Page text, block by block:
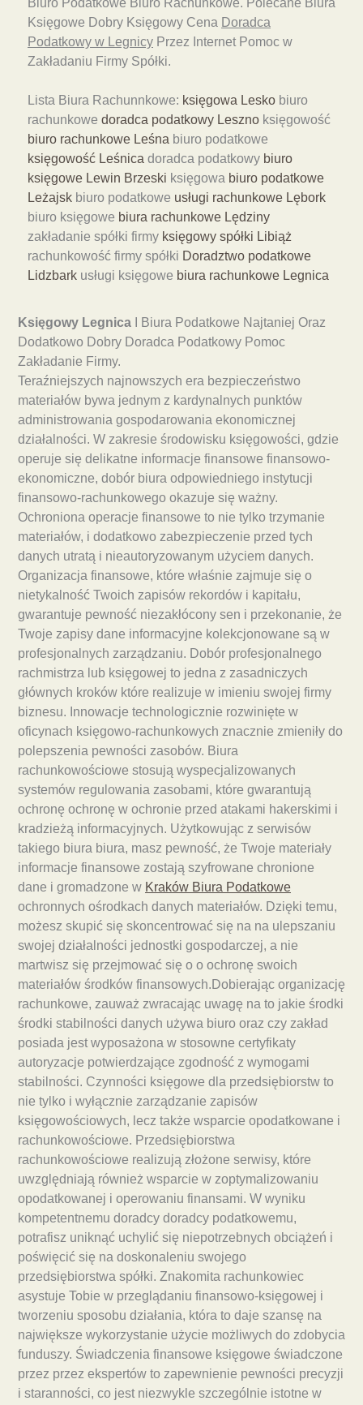
Księgowe Dobry Księgowy Cena Doradca
Podatkowy w Legnicy Przez Internet Pomoc w
Zakładaniu Firmy Spółki.
Lista Biura Rachunnkowe: księgowa Lesko biuro
rachunkowe doradca podatkowy Leszno księgowość
biuro rachunkowe Leśna biuro podatkowe
księgowość Leśnica doradca podatkowy biuro
księgowe Lewin Brzeski księgowa biuro podatkowe
Leżajsk biuro podatkowe usługi rachunkowe Lębork
biuro księgowe biura rachunkowe Lędziny
zakładanie spółki firmy księgowy spółki Libiąż
rachunkowość firmy spółki Doradztwo podatkowe
Lidzbark usługi księgowe biura rachunkowe Legnica
Księgowy Legnica I Biura Podatkowe Najtaniej Oraz
Dodatkowo Dobry Doradca Podatkowy Pomoc
Zakładanie Firmy.
Teraźniejszych najnowszych era bezpieczeństwo
materiałów bywa jednym z kardynalnych punktów
administrowania gospodarowania ekonomicznej
działalności. W zakresie środowisku księgowości, gdzie
operuje się delikatne informacje finansowe finansowo-
ekonomiczne, dobór biura odpowiedniego instytucji
finansowo-rachunkowego okazuje się ważny.
Ochroniona operacje finansowe to nie tylko trzymanie
materiałów, i dodatkowo zabezpieczenie przed tych
danych utratą i nieautoryzowanym użyciem danych.
Organizacja finansowe, które właśnie zajmuje się o
nietykalność Twoich zapisów rekordów i kapitału,
gwarantuje pewność niezakłócony sen i przekonanie, że
Twoje zapisy dane informacyjne kolekcjonowane są w
profesjonalnych zarządzaniu. Dobór profesjonalnego
rachmistrza lub księgowej to jedna z zasadniczych
głównych kroków które realizuje w imieniu swojej firmy
biznesu. Innowacje technologicznie rozwinięte w
oficynach księgowo-rachunkowych znacznie zmieniły do
polepszenia pewności zasobów. Biura
rachunkowościowe stosują wyspecjalizowanych
systemów regulowania zasobami, które gwarantują
ochronę ochronę w ochronie przed atakami hakerskimi i
kradzieżą informacyjnych. Użytkowując z serwisów
takiego biura biura, masz pewność, że Twoje materiały
informacje finansowe zostają szyfrowane chronione
dane i gromadzone w Kraków Biura Podatkowe
ochronnych ośrodkach danych materiałów. Dzięki temu,
możesz skupić się skoncentrować się na na ulepszaniu
swojej działalności jednostki gospodarczej, a nie
martwisz się przejmować się o o ochronę swoich
materiałów środków finansowych.Dobierając organizację
rachunkowe, zauważ zwracając uwagę na to jakie środki
środki stabilności danych używa biuro oraz czy zakład
posiada jest wyposażona w stosowne certyfikaty
autoryzacje potwierdzające zgodność z wymogami
stabilności. Czynności księgowe dla przedsiębiorstw to
nie tylko i wyłącznie zarządzanie zapisów
księgowościowych, lecz także wsparcie opodatkowane i
rachunkowościowe. Przedsiębiorstwa
rachunkowościowe realizują złożone serwisy, które
uwzględniają również wsparcie w zoptymalizowaniu
opodatkowanej i operowaniu finansami. W wyniku
kompetentnemu doradcy doradcy podatkowemu,
potrafisz uniknąć uchylić się niepotrzebnych obciążeń i
poświęcić się na doskonaleniu swojego
przedsiębiorstwa spółki. Znakomita rachunkowiec
asystuje Tobie w przeglądaniu finansowo-księgowej i
tworzeniu sposobu działania, która to daje szansę na
największe wykorzystanie użycie możliwych do zdobycia
funduszy. Świadczenia finansowe księgowe świadczone
przez przez ekspertów to zapewnienie pewności precyzji
i staranności, co jest niezwykle szczególnie istotne w